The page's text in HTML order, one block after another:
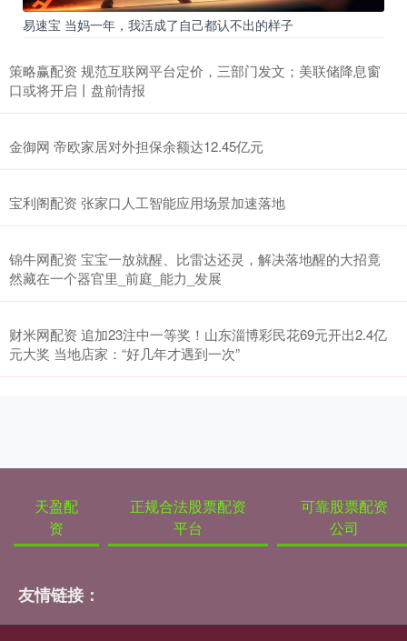
易速宝 当妈一年，我活成了自己都认不出的样子
策略赢配资 规范互联网平台定价，三部门发文；美联储降息窗
口或将开启丨盘前情报
金御网 帝欧家居对外担保余额达12.45亿元
宝利阁配资 张家口人工智能应用场景加速落地
锦牛网配资 宝宝一放就醒、比雷达还灵，解决落地醒的大招竟
然藏在一个器官里_前庭_能力_发展
财米网配资 追加23注中一等奖！山东淄博彩民花69元开出2.4亿
元大奖 当地店家：“好几年才遇到一次”
天盈配
资
正规合法股票配资
平台
可靠股票配资
公司
友情链接：